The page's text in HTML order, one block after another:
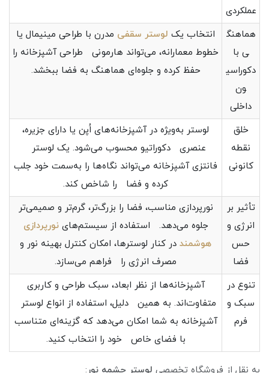
عملکردی
هماهنگ
ی با
دکوراسی
ون
داخلی
انتخاب یک لوستر سقفی مدرن با طراحی مینیمال یا
خطوط معمارانه، می‌تواند هارمونی طراحی آشپزخانه را
حفظ کرده و جلوه‌ای هماهنگ به فضا ببخشد.
خلق
نقطه
کانونی
لوستر به‌ویژه در آشپزخانه‌های اُپن یا دارای جزیره،
عنصری دکوراتیو محسوب می‌شود. یک لوستر
فانتزی آشپزخانه می‌تواند نگاه‌ها را به‌سمت خود جلب
کرده و فضا را شاخص کند.
تأثیر بر
انرژی و
حس
فضا
نورپردازی مناسب، فضا را بزرگ‌تر، گرم‌تر و صمیمی‌تر
جلوه می‌دهد. استفاده از سیستم‌هاینورپردازی
هوشمند در کنار لوسترها، امکان کنترل بهینه نور و
مصرف انرژی را فراهم می‌سازد.
تنوع در
سبک و
فرم
آشپزخانه‌ها از نظر ابعاد، سبک طراحی و کاربری
متفاوت‌اند. به همین دلیل، استفاده از انواع لوستر
آشپزخانه به شما امکان می‌دهد که گزینه‌ای متناسب
با فضای خاص خود را انتخاب کنید.
به نقل از فروشگاه تخصصی لوستر چشمه نور: